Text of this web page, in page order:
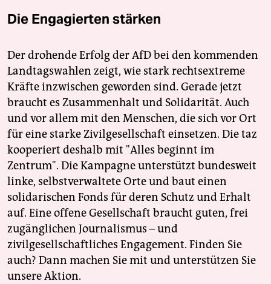
Die Engagierten stärken
Der drohende Erfolg der AfD bei den kommenden
Landtagswahlen zeigt, wie stark rechtsextreme
Kräfte inzwischen geworden sind. Gerade jetzt
braucht es Zusammenhalt und Solidarität. Auch
und vor allem mit den Menschen, die sich vor Ort
für eine starke Zivilgesellschaft einsetzen. Die taz
kooperiert deshalb mit "Alles beginnt im
Zentrum". Die Kampagne unterstützt bundesweit
linke, selbstverwaltete Orte und baut einen
solidarischen Fonds für deren Schutz und Erhalt
auf. Eine offene Gesellschaft braucht guten, frei
zugänglichen Journalismus – und
zivilgesellschaftliches Engagement. Finden Sie
auch? Dann machen Sie mit und unterstützen Sie
unsere Aktion.